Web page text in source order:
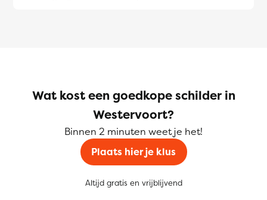
Wat kost een goedkope schilder in
Westervoort?
Binnen 2 minuten weet je het!
Plaats hier je klus
Altijd gratis en vrijblijvend